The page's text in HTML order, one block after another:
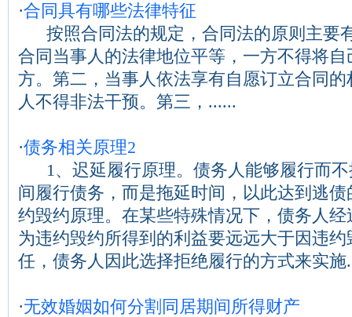
·合同具有哪些法律特征
按照合同法的规定，合同法的原则主要
合同当事人的法律地位平等，一方不得将
方。第二，当事人依法享有自愿订立合同
人不得非法干预。第三，......
·债务相关原理2
1、迟延履行原理。债务人能够履行而不
间履行债务，而是拖延时间，以此达到
约毁约原理。在某些特殊情况下，债务人
为违约毁约所得到的利益要远远大于因违
任，债务人因此选择拒绝履行的方式来实施
·无效婚姻如何分割同居期间所得财产